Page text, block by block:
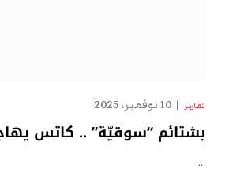
تقارير 10 نوفمبر، 2025
بشتائم “سوقيّة” .. كاتس
…